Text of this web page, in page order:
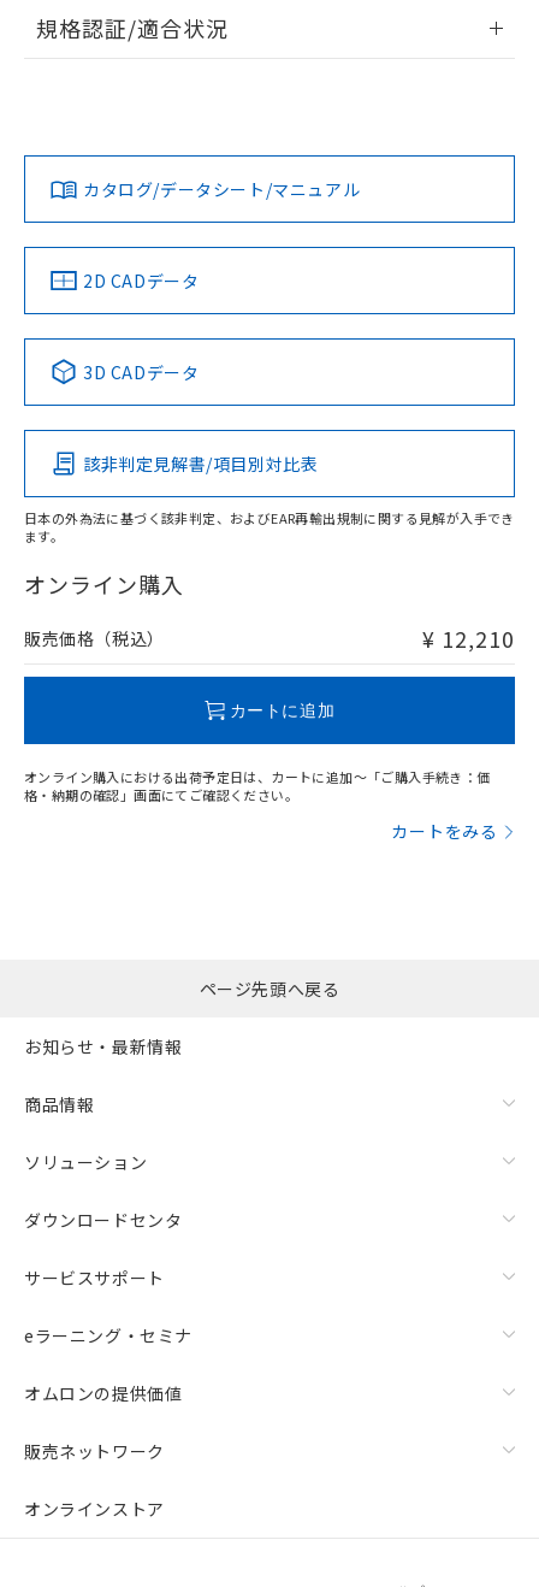
タイムチャート
A: 200mm以上、B: 120mm以上
以上、n: 70mm以上
検出領域
ログイン/会員登録
ダウンロードデータをご利用いただく前に、以下を必ずお読
みください。
ソフトウェアの使用条件
EU RoHS 注意事項・凡例
対応済み
中国 RoHS 注意事項・凡例
Pb Hg Cd Cr(VI)
O
在庫等で未対応品が混在する可能性があります。
問い合わせください。
規格認証/適合状況
LR型式承認
（イギリス
船舶規格）
DNV型式承認
（ノルウェー
BV型式承認
（フランス
KR型式
（韓国
No No No No
この製品の規格認証/適合状況ページへ
その他の認証はこちらのページからご検索ください
カタログ/データシート/マニュアル
2D CADデータ
3D CADデータ
該非判定見解書/項目別対比表
日本の外為法に基づく該非判定、およびEAR再輸出規制に関する見解が入手でき
ます。
オンライン購入
販売価格（税込） ¥ 12,210
カートに追加
オンライン購入における出荷予定日は、カートに追加～「ご購入手続き：価
格・納期の確認」画面にてご確認ください。
カートをみる
ページ先頭へ戻る
お知らせ・最新情報
商品情報
ソリューション
ダウンロードセンタ
サービスサポート
eラーニング・セミナ
オムロンの提供価値
販売ネットワーク
オンラインストア